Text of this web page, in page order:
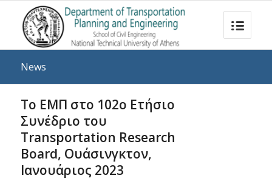
News
Το ΕΜΠ στο 102o Ετήσιο
Συνέδριο του
Transportation Research
Board, Ουάσινγκτον,
Iανουάριος 2023